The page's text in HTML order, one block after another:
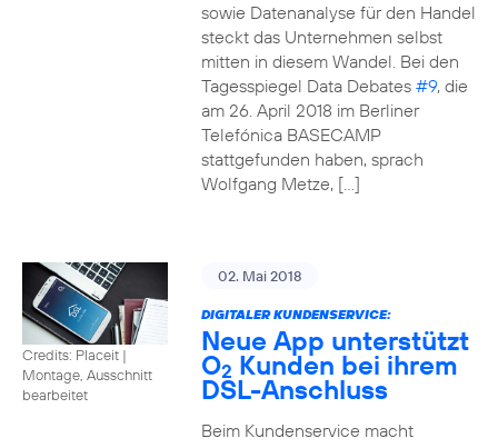
sowie Datenanalyse für den Handel
steckt das Unternehmen selbst
mitten in diesem Wandel. Bei den
Tagesspiegel Data Debates #9, die
am 26. April 2018 im Berliner
Telefónica BASECAMP
stattgefunden haben, sprach
Wolfgang Metze, […]
Credits: Placeit |
Montage, Ausschnitt
bearbeitet
02. Mai 2018
DIGITALER KUNDENSERVICE:
Neue App unterstützt
O2 Kunden bei ihrem
DSL-Anschluss
Beim Kundenservice macht